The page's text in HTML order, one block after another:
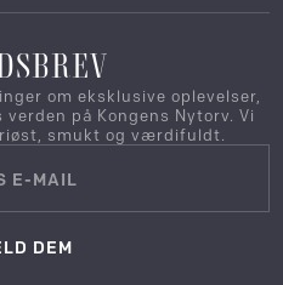
om eksklusive oplevelser,
på Kongens Nytorv. Vi
smukt og værdifuldt.
DEM